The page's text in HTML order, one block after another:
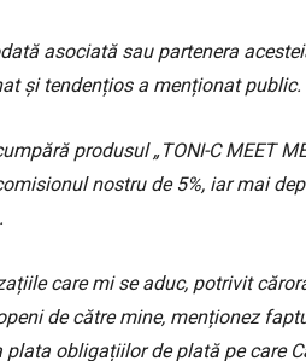
asociată sau partenera
și tendențios a menționat
produsul „TONI-C MEET
nostru de 5%, iar mai
care mi se aduc, potrivit
de către mine, menționez
plata obligațiilor de plată pe care